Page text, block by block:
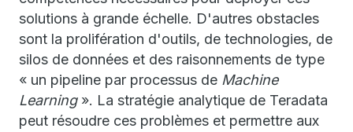
solutions à grande échelle. D'autres obstacles
sont la prolifération d'outils, de technologies, de
silos de données et des raisonnements de type
« un pipeline par processus de Machine
Learning». La stratégie analytique de Teradata
peut résoudre ces problèmes et permettre aux